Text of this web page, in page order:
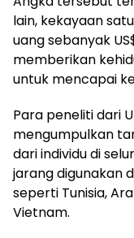
lain, kekayaan
uang sebanyak
memberikan
untuk mencapai
Para peneliti dari
mengumpulkan
dari individu di
jarang digunakan
seperti Tunisia,
Vietnam.